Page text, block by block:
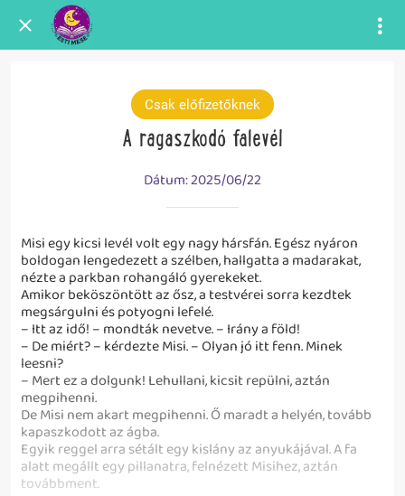
Csak előfizetőknek
A ragaszkodó falevél
Dátum: 2025/06/22
Misi egy kicsi levél volt egy nagy hársfán. Egész nyáron
boldogan lengedezett a szélben, hallgatta a madarakat,
nézte a parkban rohangáló gyerekeket.
Amikor beköszöntött az ősz, a testvérei sorra kezdtek
megsárgulni és potyogni lefelé.
– Itt az idő! – mondták nevetve. – Irány a föld!
– De miért? – kérdezte Misi. – Olyan jó itt fenn. Minek
leesni?
– Mert ez a dolgunk! Lehullani, kicsit repülni, aztán
megpihenni.
De Misi nem akart megpihenni. Ő maradt a helyén, tovább
kapaszkodott az ágba.
Egyik reggel arra sétált egy kislány az anyukájával. A fa
alatt megállt egy pillanatra, felnézett Misihez, aztán
továbbment.